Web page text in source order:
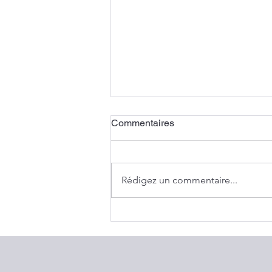
Commentaires
Rédigez un commentaire...